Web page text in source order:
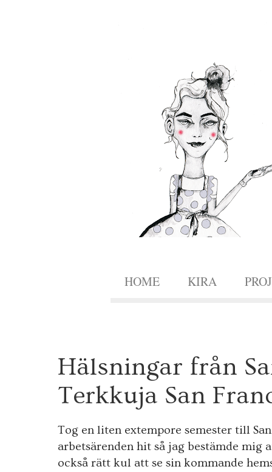
HOME KIRA
Hälsningar från
Terkkuja San
Tog en liten extempore semester till
arbetsärenden hit så jag bestämde mig
också rätt kul att se sin kommande